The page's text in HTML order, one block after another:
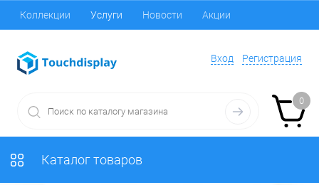
Коллекции Услуги Новости Акции
Вход Регистрация
0
Каталог товаров